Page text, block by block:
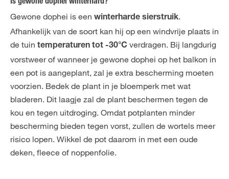
Is gewone dophei winterhard?
Gewone dophei is een winterharde sierstruik.
Afhankelijk van de soort kan hij op een windvrije plaats in
de tuin temperaturen tot -30°C verdragen. Bij langdurig
vorstweer of wanneer je gewone dophei op het balkon in
een pot is aangeplant, zal je extra bescherming moeten
voorzien. Bedek de plant in je bloemperk met wat
bladeren. Dit laagje zal de plant beschermen tegen de
kou en tegen uitdroging. Omdat potplanten minder
bescherming bieden tegen vorst, zullen de wortels meer
risico lopen. Wikkel de pot daarom in met een oude
deken, fleece of noppenfolie.